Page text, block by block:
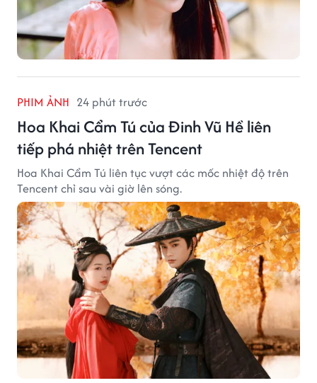
PHIM ẢNH 24 phút trước
Hoa Khai Cẩm Tú của Đinh Vũ Hề liên
tiếp phá nhiệt trên Tencent
Hoa Khai Cẩm Tú liên tục vượt các mốc nhiệt độ trên
Tencent chỉ sau vài giờ lên sóng.